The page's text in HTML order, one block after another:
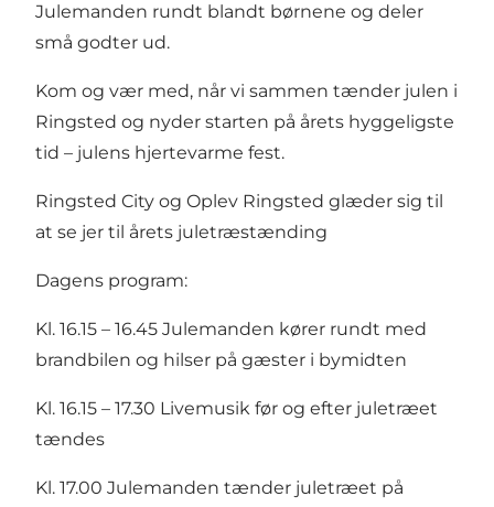
Julemanden rundt blandt børnene og deler
små godter ud.
Kom og vær med, når vi sammen tænder julen i
Ringsted og nyder starten på årets hyggeligste
tid – julens hjertevarme fest.
Ringsted City og Oplev Ringsted glæder sig til
at se jer til årets juletræstænding
Dagens program:
Kl. 16.15 – 16.45 Julemanden kører rundt med
brandbilen og hilser på gæster i bymidten
Kl. 16.15 – 17.30 Livemusik før og efter juletræet
tændes
Kl. 17.00 Julemanden tænder juletræet på